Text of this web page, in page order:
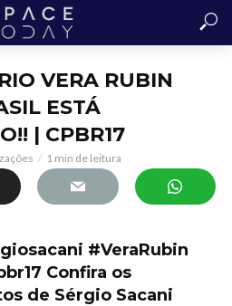
VERA RUBIN
ESTÁ
| CPBR17
1 min de leitura
#VeraRubin
Confira os
de Sérgio Sacani